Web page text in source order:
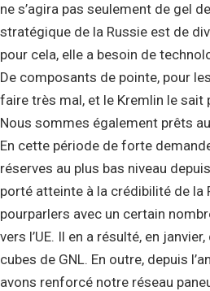
ne s’agira pas seulement de gel
stratégique de la Russie est de
pour cela, elle a besoin de
De composants de pointe, pour
faire très mal, et le Kremlin le sait
Nous sommes également prêts
En cette période de forte
réserves au plus bas niveau
porté atteinte à la crédibilité de la
pourparlers avec un certain
vers l’UE. Il en a résulté, en
cubes de GNL. En outre, depuis
avons renforcé notre réseau